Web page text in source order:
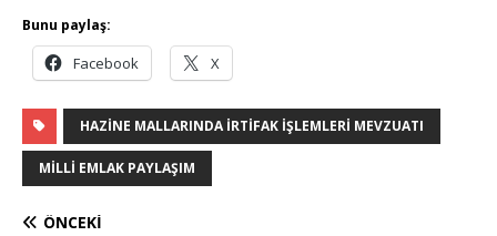
Bunu paylaş:
Facebook X
HAZINE MALLARINDA İRTIFAK İŞLEMLERI MEVZUATI
MILLI EMLAK PAYLAŞIM
ÖNCEKI